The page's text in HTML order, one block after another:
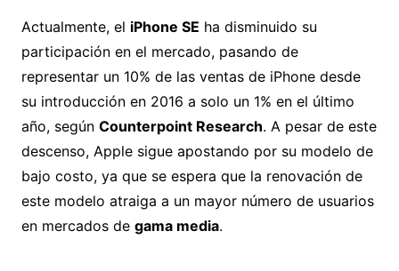
Actualmente, el iPhone SE ha disminuido su
participación en el mercado, pasando de
representar un 10% de las ventas de iPhone desde
su introducción en 2016 a solo un 1% en el último
año, según Counterpoint Research. A pesar de este
descenso, Apple sigue apostando por su modelo de
bajo costo, ya que se espera que la renovación de
este modelo atraiga a un mayor número de usuarios
en mercados de gama media.